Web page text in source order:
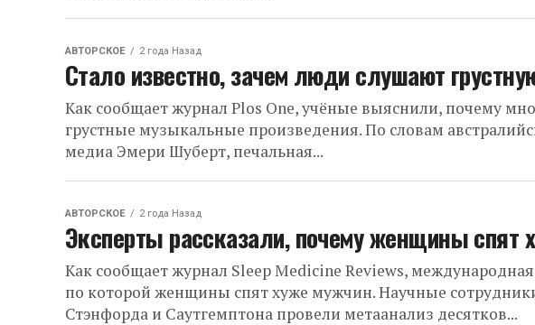
АВТОРСКОЕ 2 года Назад
Стало известно, зачем люди слушают
Как сообщает журнал Plos One, учёные выяснили, почему
грустные музыкальные произведения. По словам
медиа Эмери Шуберт, печальная...
АВТОРСКОЕ 2 года Назад
Эксперты рассказали, почему женщины спят
Как сообщает журнал Sleep Medicine Reviews,
по которой женщины спят хуже мужчин. Научные
Стэнфорда и Саутгемптона провели метаанализ десятков...